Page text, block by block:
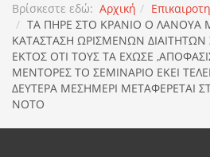
Βρίσκεστε εδώ: Αρχική
ΤΑ ΠΗΡΕ ΣΤΟ ΚΡΑΝΙΟ Ο ΛΑΝΟΥΑ
ΚΑΤΑΣΤΑΣΗ ΩΡΙΣΜΕΝΩΝ ΔΙΑΙΤΗΤΩΝ
ΕΚΤΟΣ ΟΤΙ ΤΟΥΣ ΤΑ ΕΧΩΣΕ
ΜΕΝΤΟΡΕΣ ΤΟ ΣΕΜΙΝΑΡΙΟ ΕΚΕΙ
ΔΕΥΤΕΡΑ ΜΕΣΗΜΕΡΙ ΜΕΤΑΦΕΡΕΤΑΙ
ΝΟΤΟ